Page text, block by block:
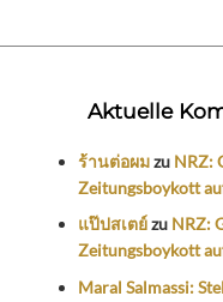
Aktuelle
ร้านต่อผมzu NRZ:
Zeitungsboykott
แป๊ปสเตย์zu NRZ:
Zeitungsboykott
Maral Salmassi: